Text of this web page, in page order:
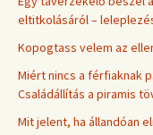
eltitkolásáról –
Kopogtass velem az
Miért nincs a férfiaknak
Családállítás a piramis
Mit jelent, ha állandóan